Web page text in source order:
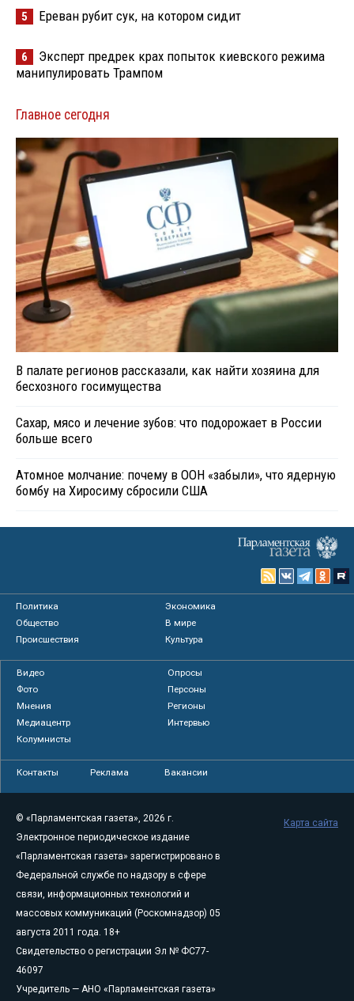
5 Ереван рубит сук, на котором сидит
6
Эксперт предрек крах попыток киевского режима
манипулировать Трампом
Главное сегодня
В палате регионов рассказали, как найти хозяина для
бесхозного госимущества
Сахар, мясо и лечение зубов: что подорожает в России
больше всего
Атомное молчание: почему в ООН «забыли», что ядерную
бомбу на Хиросиму сбросили США
Политика
Экономика
Общество
В мире
Происшествия
Культура
Видео
Опросы
Фото
Персоны
Мнения
Регионы
Медиацентр
Интервью
Колумнисты
Контакты Реклама Вакансии
© «Парламентская газета», 2026 г.
Электронное периодическое издание
«Парламентская газета» зарегистрировано в
Федеральной службе по надзору в сфере
связи, информационных технологий и
массовых коммуникаций (Роскомнадзор) 05
августа 2011 года. 18+
Свидетельство о регистрации Эл № ФС77-
46097
Учредитель — АНО «Парламентская газета»
Карта сайта